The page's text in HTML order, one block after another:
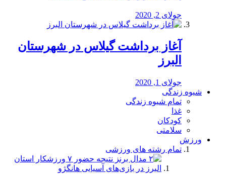
جولای 2, 2020
آغاز برداشت گیلاس در شهرستان
البرز
جولای 1, 2020
شیوه زندگی
تمام شیوه زندگی
غذا
کودکان
سلامتی
ورزش
تمام رشته های ورزشی